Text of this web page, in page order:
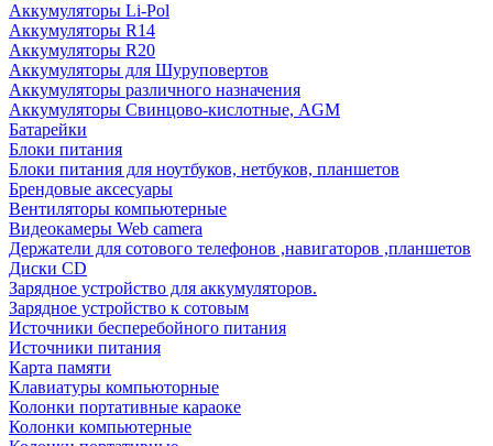
Аккумуляторы Li-Pol
Аккумуляторы R14
Аккумуляторы R20
Аккумуляторы для Шуруповертов
Аккумуляторы различного назначения
Аккумуляторы Свинцово-кислотные, AGM
Батарейки
Блоки питания
Блоки питания для ноутбуков, нетбуков, планшетов
Брендовые аксесуары
Вентиляторы компьютерные
Видеокамеры Web camera
Держатели для сотового телефонов ,навигаторов ,планшетов
Диски CD
Зарядное устройство для аккумуляторов.
Зарядное устройство к сотовым
Источники бесперебойного питания
Источники питания
Карта памяти
Клавиатуры компьюторные
Колонки портативные караоке
Колонки компьютерные